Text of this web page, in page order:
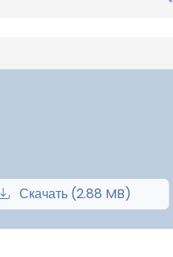
Скачать (2.88 MB)